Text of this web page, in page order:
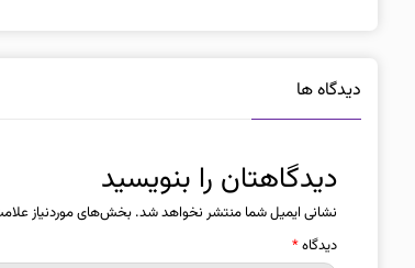
دیدگاه ها
دیدگاهتان را بنویسید
نشانی ایمیل شما منتشر نخواهد شد.بخش‌های موردنیاز
دیدگاه*